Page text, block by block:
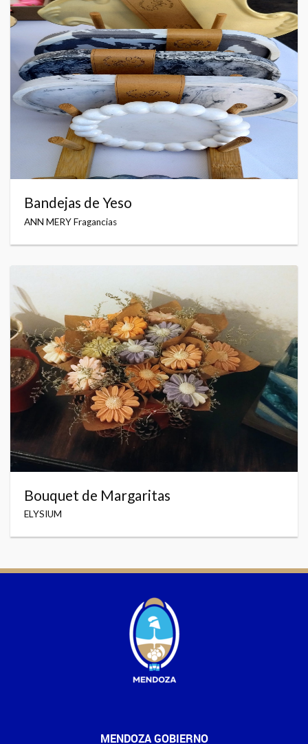
Bandejas de Yeso
ANN MERY Fragancias
Bouquet de Margaritas
ELYSIUM
MENDOZA GOBIERNO